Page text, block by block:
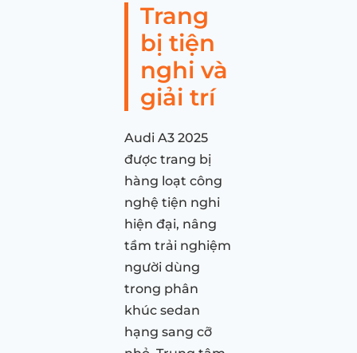
Trang
bị tiện
nghi và
giải trí
Audi A3 2025
được trang bị
hàng loạt công
nghệ tiện nghi
hiện đại, nâng
tầm trải nghiệm
người dùng
trong phân
khúc sedan
hạng sang cỡ